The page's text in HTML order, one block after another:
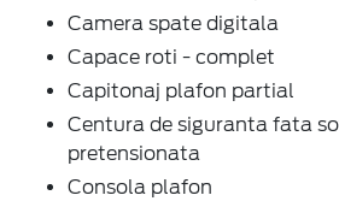
Camera spate digitala
Capace roti - complet
Capitonaj plafon partial
Centura de siguranta fata
pretensionata
Consola plafon